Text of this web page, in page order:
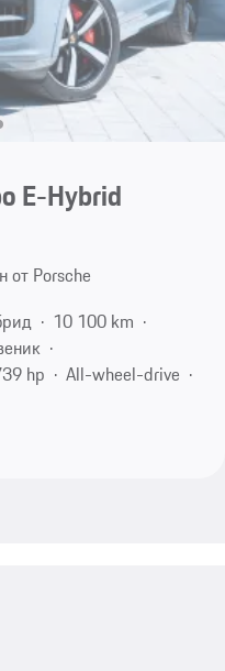
E-Hybrid
от Porsche
10 100 km
hp
All-wheel-drive